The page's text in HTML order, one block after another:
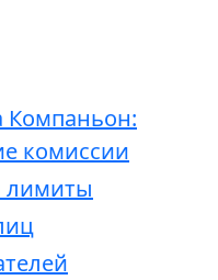
Компаньон:
комиссии
лимиты